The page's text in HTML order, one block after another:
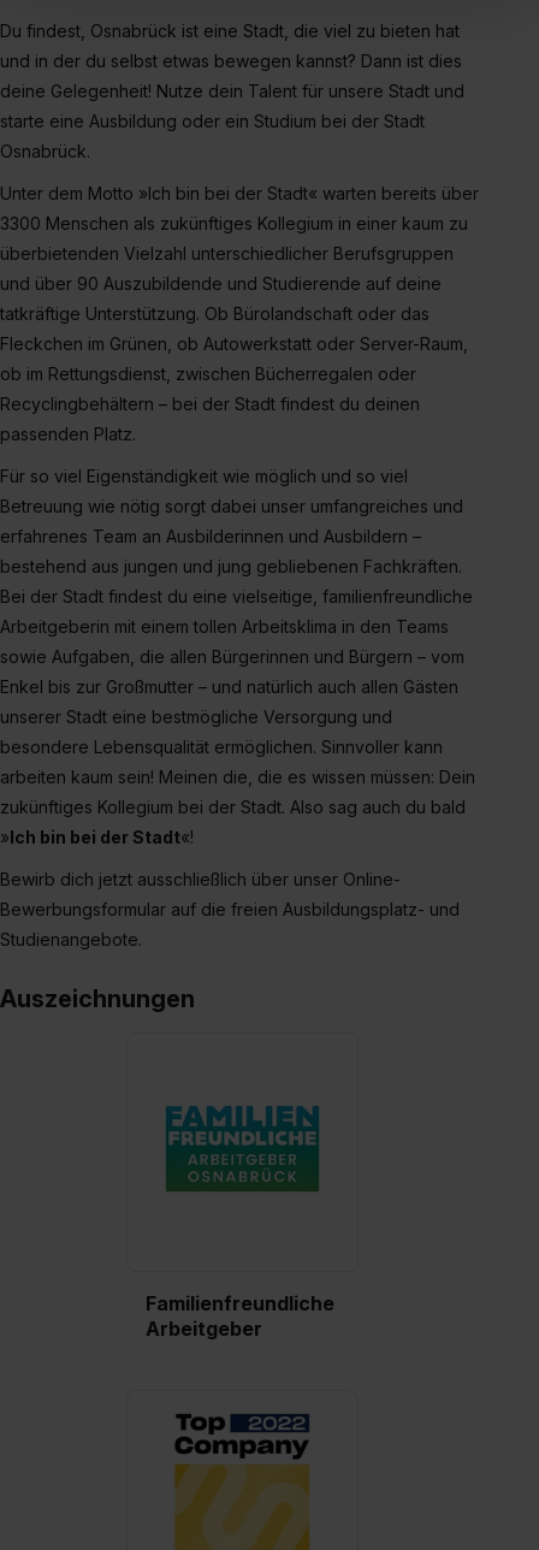
einverstanden, dass dir nach Setzen der Cookies externe
Inhalte (z.B. Videos oder Posts) angezeigt und hierfür
erforderliche personenbezogene Daten an Social Media
Dienste, ggfs. mit Sitz in den USA, übermittelt werden.
Eine Erlaubnis hierfür kannst du auch später noch im
Einzelfall bei dem jeweiligen Inhalt erteilen. Willst du nur
Auswahl über die Checkboxen und klick auf „Auswahl
erlauben“. Die Einwilligung zur Platzierung von Cookies
Media und Marketing“ umfasst hierbei die Einwilligung
zur Übermittlung deiner Daten in die USA (Art. 49 Abs. 1
S. 1 lit. a) DS-GVO). Die USA verfügen über kein
angemessenes Datenschutzniveau (EuGH – Schrems
II). Du kannst die von dir erteilte Einwilligung jederzeit mit
Wirkung für die Zukunft ganz oder teilweise über unsere
Datenschutzerklärung unter dem Punkt „Datenschutz-
Einstellungen“ widerrufen. Weitere Informationen zu den
einzelnen Cookies findest du durch Klick auf „Details
zeigen“. Weitere Informationen:
Datenschutzerklärung
Impressum .
Du findest, Osnabrück ist eine Stadt, die viel zu bieten hat
und in der du selbst etwas bewegen kannst? Dann ist dies
deine Gelegenheit! Nutze dein Talent für unsere Stadt und
starte eine Ausbildung oder ein Studium bei der Stadt
Osnabrück.
Unter dem Motto »Ich bin bei der Stadt« warten bereits über
3300 Menschen als zukünftiges Kollegium in einer kaum zu
überbietenden Vielzahl unterschiedlicher Berufsgruppen
und über 90 Auszubildende und Studierende auf deine
tatkräftige Unterstützung. Ob Bürolandschaft oder das
Fleckchen im Grünen, ob Autowerkstatt oder Server-Raum,
ob im Rettungsdienst, zwischen Bücherregalen oder
Recyclingbehältern – bei der Stadt findest du deinen
passenden Platz.
Für so viel Eigenständigkeit wie möglich und so viel
Betreuung wie nötig sorgt dabei unser umfangreiches und
erfahrenes Team an Ausbilderinnen und Ausbildern –
bestehend aus jungen und jung gebliebenen Fachkräften.
Bei der Stadt findest du eine vielseitige, familienfreundliche
Arbeitgeberin mit einem tollen Arbeitsklima in den Teams
sowie Aufgaben, die allen Bürgerinnen und Bürgern – vom
Enkel bis zur Großmutter – und natürlich auch allen Gästen
unserer Stadt eine bestmögliche Versorgung und
besondere Lebensqualität ermöglichen. Sinnvoller kann
arbeiten kaum sein! Meinen die, die es wissen müssen: Dein
zukünftiges Kollegium bei der Stadt. Also sag auch du bald
»Ich bin bei der Stadt«!
Bewirb dich jetzt ausschließlich über unser Online-
Bewerbungsformular auf die freien Ausbildungsplatz- und
Studienangebote.
Auszeichnungen
Familienfreundliche
Arbeitgeber